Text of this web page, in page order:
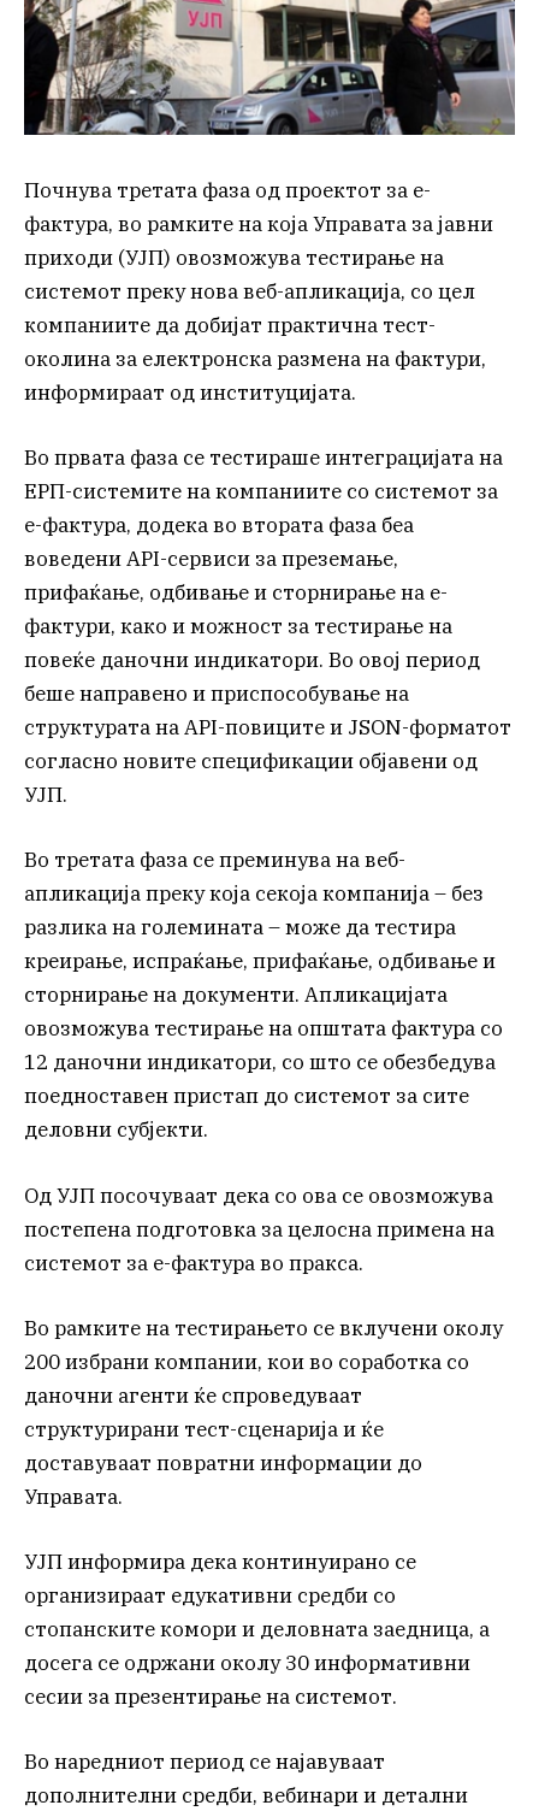
Почнува третата фаза од проектот за е-
фактура, во рамките на која Управата за јавни
приходи (УЈП) овозможува тестирање на
системот преку нова веб-апликација, со цел
компаниите да добијат практична тест-
околина за електронска размена на фактури,
информираат од институцијата.
Во првата фаза се тестираше интеграцијата на
ЕРП-системите на компаниите со системот за
е-фактура, додека во втората фаза беа
воведени API-сервиси за преземање,
прифаќање, одбивање и сторнирање на е-
фактури, како и можност за тестирање на
повеќе даночни индикатори. Во овој период
беше направено и приспособување на
структурата на API-повиците и JSON-форматот
согласно новите спецификации објавени од
УЈП.
Во третата фаза се преминува на веб-
апликација преку која секоја компанија – без
разлика на големината – може да тестира
креирање, испраќање, прифаќање, одбивање и
сторнирање на документи. Апликацијата
овозможува тестирање на општата фактура со
12 даночни индикатори, со што се обезбедува
поедноставен пристап до системот за сите
деловни субјекти.
Од УЈП посочуваат дека со ова се овозможува
постепена подготовка за целосна примена на
системот за е-фактура во пракса.
Во рамките на тестирањето се вклучени околу
200 избрани компании, кои во соработка со
даночни агенти ќе спроведуваат
структурирани тест-сценарија и ќе
доставуваат повратни информации до
Управата.
УЈП информира дека континуирано се
организираат едукативни средби со
стопанските комори и деловната заедница, а
досега се одржани околу 30 информативни
сесии за презентирање на системот.
Во наредниот период се најавуваат
дополнителни средби, вебинари и детални